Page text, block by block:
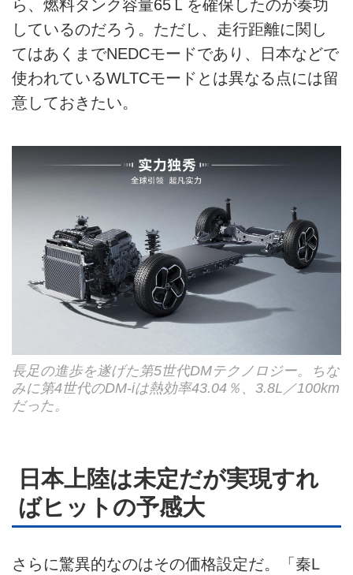
ら、燃料タンク容量65Ｌを確保したのが奏功
しているのだろう。ただし、走行距離に関し
てはあくまでNEDCモードであり、日本などで
使われているWLTCモードとは異なる点には留
意しておきたい。
長足の進歩を遂げた第5世代DMテクノロジー。ちな
みに第4世代のDM-iは熱効率43.04％、3.8L／100km
だった。
日本上陸は未定だが実現すれ
ばヒットの予感大
さらに驚異的なのはその価格設定だ。「秦L